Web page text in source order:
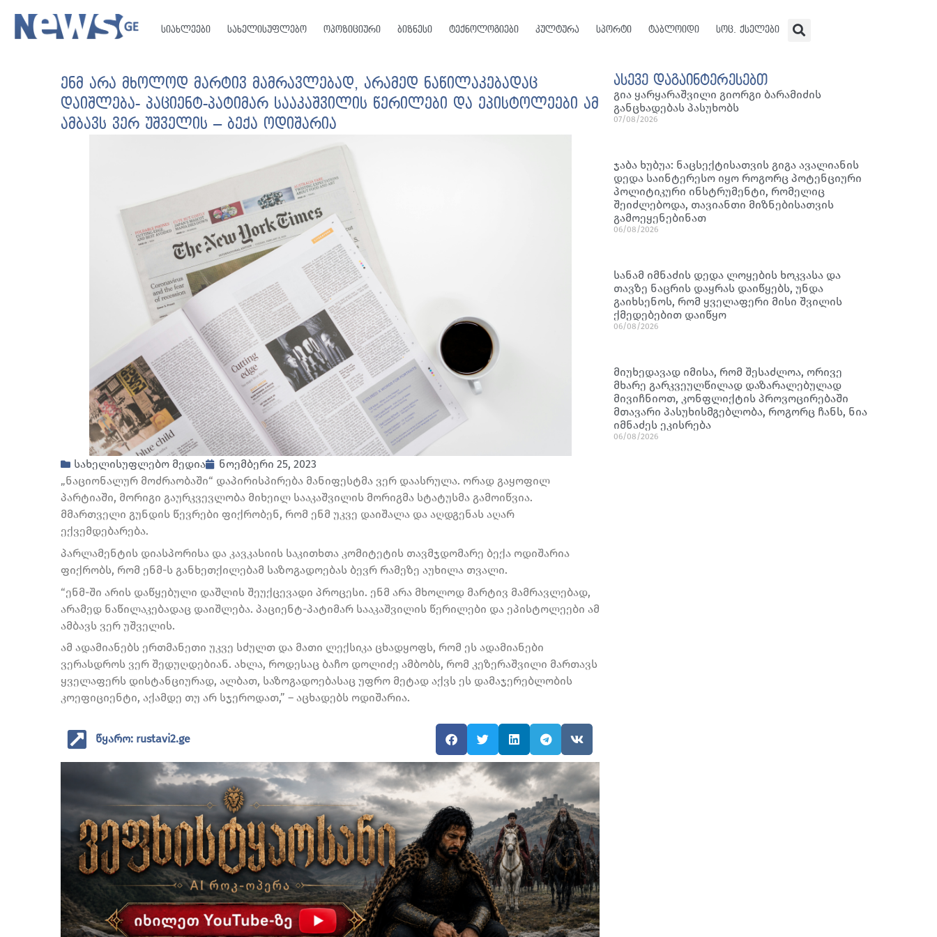
სიახლეები სახელისუფლებო ოპოზიციური ბიზნესი ტექნოლოგიები კულტურა სპორტი ტაბლოიდი სოც. ქსელები
ენმ არა მხოლოდ მარტივ მამრავლებად, არამედ ნაწილაკებადაც
დაიშლება- პაციენტ-პატიმარ სააკაშვილის წერილები და ეპისტოლეები ამ
ამბავს ვერ უშველის – ბექა ოდიშარია
სახელისუფლებო მედია
ნოემბერი 25, 2023
„ნაციონალურ მოძრაობაში“ დაპირისპირება მანიფესტმა ვერ დაასრულა. ორად გაყოფილ
პარტიაში, მორიგი გაურკვევლობა მიხეილ სააკაშვილის მორიგმა სტატუსმა გამოიწვია.
მმართველი გუნდის წევრები ფიქრობენ, რომ ენმ უკვე დაიშალა და აღდგენას აღარ
ექვემდებარება.
პარლამენტის დიასპორისა და კავკასიის საკითხთა კომიტეტის თავმჯდომარე ბექა ოდიშარია
ფიქრობს, რომ ენმ-ს განხეთქილებამ საზოგადოებას ბევრ რამეზე აუხილა თვალი.
“ენმ-ში არის დაწყებული დაშლის შეუქცევადი პროცესი. ენმ არა მხოლოდ მარტივ მამრავლებად,
არამედ ნაწილაკებადაც დაიშლება. პაციენტ-პატიმარ სააკაშვილის წერილები და ეპისტოლეები ამ
ამბავს ვერ უშველის.
ამ ადამიანებს ერთმანეთი უკვე სძულთ და მათი ლექსიკა ცხადყოფს, რომ ეს ადამიანები
ვერასდროს ვერ შედუღდებიან. ახლა, როდესაც ბაჩო დოლიძე ამბობს, რომ კეზერაშვილი მართავს
ყველაფერს დისტანციურად, ალბათ, საზოგადოებასაც უფრო მეტად აქვს ეს დამაჯერებლობის
კოეფიციენტი, აქამდე თუ არ სჯეროდათ,” – აცხადებს ოდიშარია.
წყარო: rustavi2.ge
ასევე დაგაინტერესებთ
გია ყარყარაშვილი გიორგი ბარამიძის
განცხადებას პასუხობს
07/08/2026
ჯაბა ხუბუა: ნაცსექტისათვის გიგა ავალიანის
დედა საინტერესო იყო როგორც პოტენციური
პოლიტიკური ინსტრუმენტი, რომელიც
შეიძლებოდა, თავიანთი მიზნებისათვის
გამოეყენებინათ
06/08/2026
სანამ იმნაძის დედა ლოყების ხოკვასა და
თავზე ნაცრის დაყრას დაიწყებს, უნდა
გაიხსენოს, რომ ყველაფერი მისი შვილის
ქმედებებით დაიწყო
06/08/2026
მიუხედავად იმისა, რომ შესაძლოა, ორივე
მხარე გარკვეულწილად დაზარალებულად
მივიჩნიოთ, კონფლიქტის პროვოცირებაში
მთავარი პასუხისმგებლობა, როგორც ჩანს, ნია
იმნაძეს ეკისრება
06/08/2026